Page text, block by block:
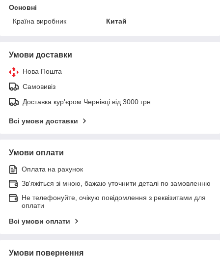
Основні
Країна виробник
Китай
Умови доставки
Нова Пошта
Самовивіз
Доставка кур'єром Чернівці від 3000 грн
Всі умови доставки
Умови оплати
Оплата на рахунок
Зв'яжіться зі мною, бажаю уточнити деталі по замовленню
Не телефонуйте, очікую повідомлення з реквізитами для
оплати
Всі умови оплати
Умови повернення